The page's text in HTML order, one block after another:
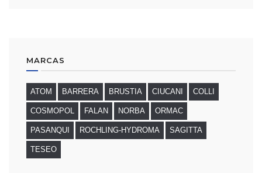
MARCAS
ATOM BARRERA BRUSTIA CIUCANI COLLI
COSMOPOL FALAN NORBA ORMAC
PASANQUI ROCHLING-HYDROMA SAGITTA
TESEO